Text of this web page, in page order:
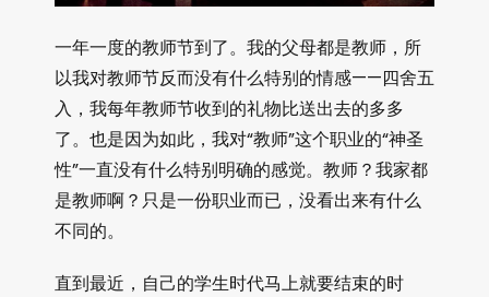
一年一度的教师节到了。我的父母都是教师，所
以我对教师节反而没有什么特别的情感——四舍五
入，我每年教师节收到的礼物比送出去的多多
了。也是因为如此，我对“教师”这个职业的“神圣
性”一直没有什么特别明确的感觉。教师？我家都
是教师啊？只是一份职业而已，没看出来有什么
不同的。
直到最近，自己的学生时代马上就要结束的时